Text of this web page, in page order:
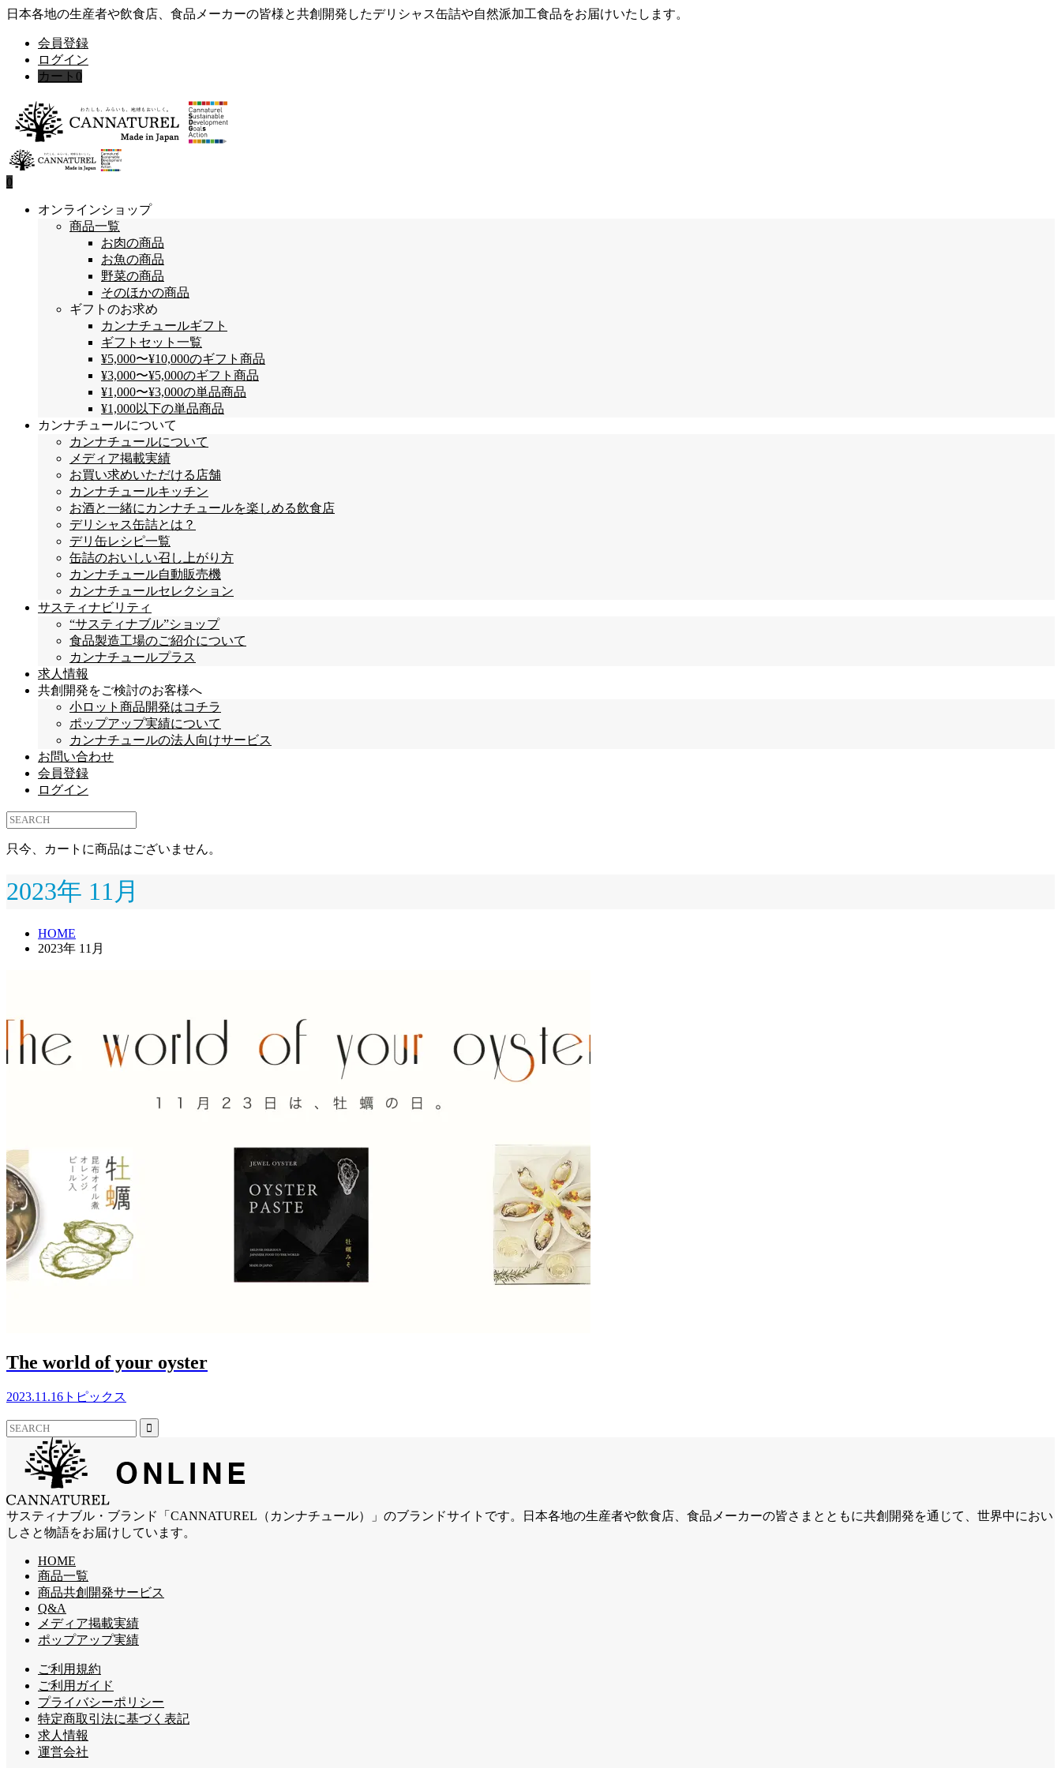
日本各地の生産者や飲食店、食品メーカーの皆様と共創開発したデリシャス缶詰や自然派加工食品をお届けいたします。
会員登録
ログイン
カート 0
0
オンラインショップ
商品一覧
お肉の商品
お魚の商品
野菜の商品
そのほかの商品
ギフトのお求め
カンナチュールギフト
ギフトセット一覧
¥5,000〜¥10,000のギフト商品
¥3,000〜¥5,000のギフト商品
¥1,000〜¥3,000の単品商品
¥1,000以下の単品商品
カンナチュールについて
カンナチュールについて
メディア掲載実績
お買い求めいただける店舗
カンナチュールキッチン
お酒と一緒にカンナチュールを楽しめる飲食店
デリシャス缶詰とは？
デリ缶レシピ一覧
缶詰のおいしい召し上がり方
カンナチュール自動販売機
カンナチュールセレクション
サスティナビリティ
“サスティナブル”ショップ
食品製造工場のご紹介について
カンナチュールプラス
求人情報
共創開発をご検討のお客様へ
小ロット商品開発はコチラ
ポップアップ実績について
カンナチュールの法人向けサービス
お問い合わせ
会員登録
ログイン
只今、カートに商品はございません。
2023年 11月
HOME
2023年 11月
The world of your oyster
2023.11.16 トピックス
サスティナブル・ブランド「CANNATUREL（カンナチュール）」のブランドサイトです。日本各地の生産者や飲食店、食品メーカーの皆さまとともに共創開発を通じて、世界中におい
しさと物語をお届けしています。
HOME
商品一覧
商品共創開発サービス
Q&A
メディア掲載実績
ポップアップ実績
ご利用規約
ご利用ガイド
プライバシーポリシー
特定商取引法に基づく表記
求人情報
運営会社